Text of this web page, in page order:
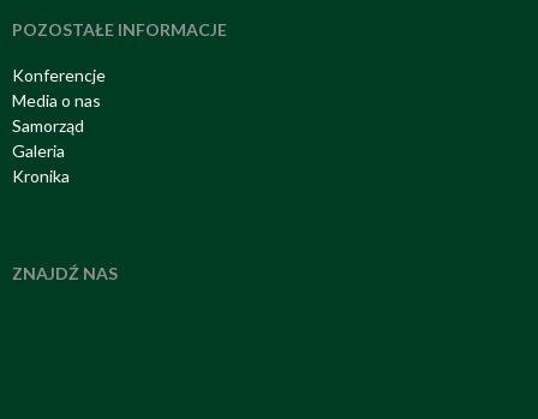
POZOSTAŁE INFORMACJE
Konferencje
Media o nas
Samorząd
Galeria
Kronika
ZNAJDŹ NAS